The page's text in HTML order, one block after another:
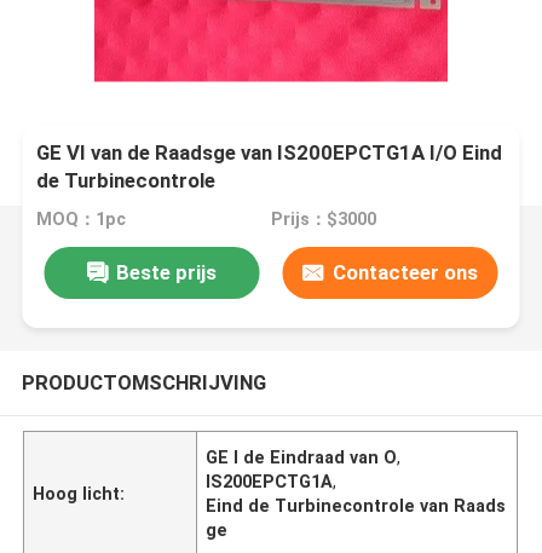
GE VI van de Raadsge van IS200EPCTG1A I/O Eind
de Turbinecontrole
MOQ：1pc Prijs：$3000
Beste prijs Contacteer ons
PRODUCTOMSCHRIJVING
Hoog licht:
GE I de Eindraad van O,
IS200EPCTG1A,
Eind de Turbinecontrole van Raads
ge